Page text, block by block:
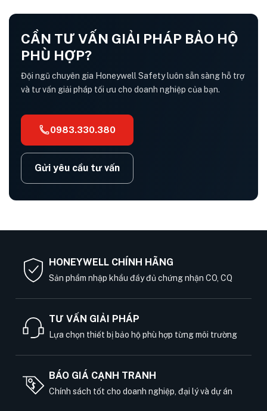
CẦN TƯ VẤN GIẢI PHÁP BẢO HỘ
PHÙ HỢP?
Đội ngũ chuyên gia Honeywell Safety luôn sẵn sàng hỗ trợ
và tư vấn giải pháp tối ưu cho doanh nghiệp của bạn.
0983.330.380
Gửi yêu cầu tư vấn
HONEYWELL CHÍNH HÃNG
Sản phẩm nhập khẩu đầy đủ chứng nhận CO, CQ
TƯ VẤN GIẢI PHÁP
Lựa chọn thiết bị bảo hộ phù hợp từng môi trường
BÁO GIÁ CẠNH TRANH
Chính sách tốt cho doanh nghiệp, đại lý và dự án